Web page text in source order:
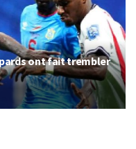
ont fait trembler